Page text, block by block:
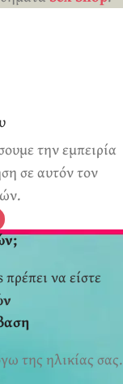
την εμπειρία
σε αυτόν τον
να είστε
της ηλικίας σας.